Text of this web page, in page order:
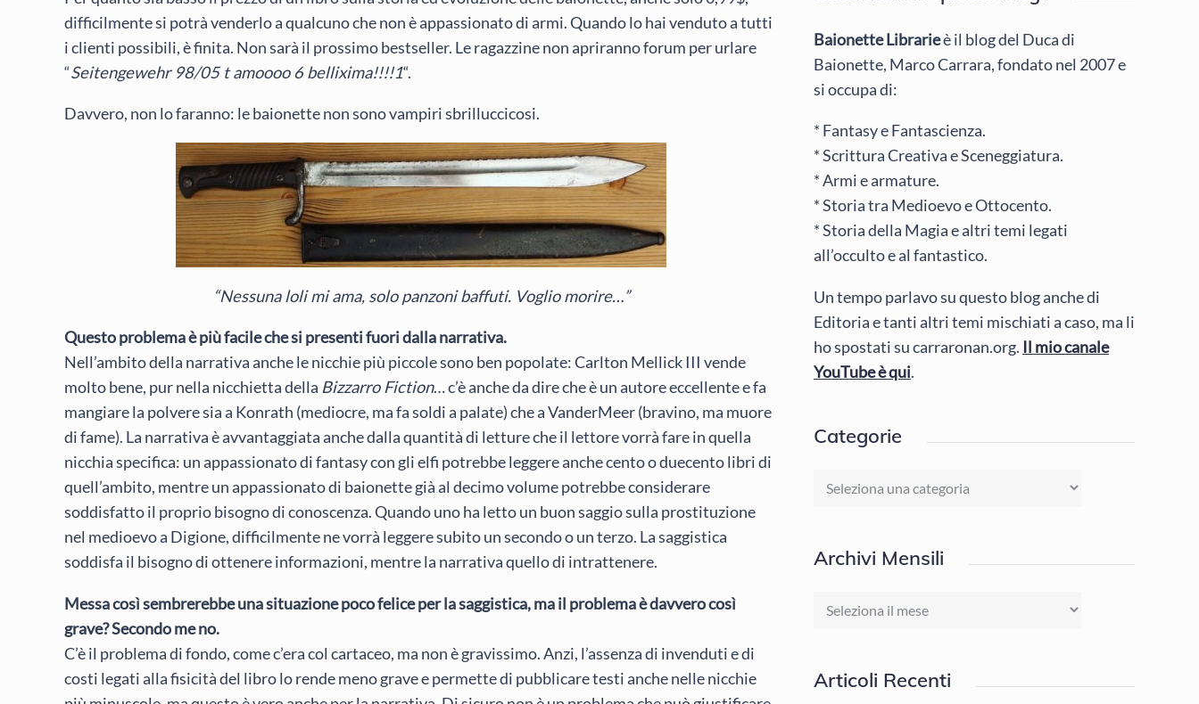
difficilmente si potrà venderlo a qualcuno che non è appassionato di armi. Quando lo hai venduto a tutti
i clienti possibili, è finita. Non sarà il prossimo bestseller. Le ragazzine non apriranno forum per urlare
“Seitengewehr 98/05 t amoooo 6 bellixima!!!!1“.
Davvero, non lo faranno: le baionette non sono vampiri sbrilluccicosi.
“Nessuna loli mi ama, solo panzoni baffuti. Voglio morire…”
Questo problema è più facile che si presenti fuori dalla narrativa.
Nell’ambito della narrativa anche le nicchie più piccole sono ben popolate: Carlton Mellick III vende
molto bene, pur nella nicchietta della Bizzarro Fiction… c’è anche da dire che è un autore eccellente e fa
mangiare la polvere sia a Konrath (mediocre, ma fa soldi a palate) che a VanderMeer (bravino, ma muore
di fame). La narrativa è avvantaggiata anche dalla quantità di letture che il lettore vorrà fare in quella
nicchia specifica: un appassionato di fantasy con gli elfi potrebbe leggere anche cento o duecento libri di
quell’ambito, mentre un appassionato di baionette già al decimo volume potrebbe considerare
soddisfatto il proprio bisogno di conoscenza. Quando uno ha letto un buon saggio sulla prostituzione
nel medioevo a Digione, difficilmente ne vorrà leggere subito un secondo o un terzo. La saggistica
soddisfa il bisogno di ottenere informazioni, mentre la narrativa quello di intrattenere.
Messa così sembrerebbe una situazione poco felice per la saggistica, ma il problema è davvero così
grave? Secondo me no.
C’è il problema di fondo, come c’era col cartaceo, ma non è gravissimo. Anzi, l’assenza di invenduti e di
costi legati alla fisicità del libro lo rende meno grave e permette di pubblicare testi anche nelle nicchie
Baionette Librarieè il blog del Duca di
Baionette, Marco Carrara, fondato nel 2007 e
si occupa di:
* Fantasy e Fantascienza.
* Scrittura Creativa e Sceneggiatura.
* Armi e armature.
* Storia tra Medioevo e Ottocento.
* Storia della Magia e altri temi legati
all’occulto e al fantastico.
Un tempo parlavo su questo blog anche di
Editoria e tanti altri temi mischiati a caso, ma li
ho spostati su carraronan.org. Il mio canale
YouTube è qui.
Categorie
Categorie
Archivi Mensili
Archivi
Articoli Recenti